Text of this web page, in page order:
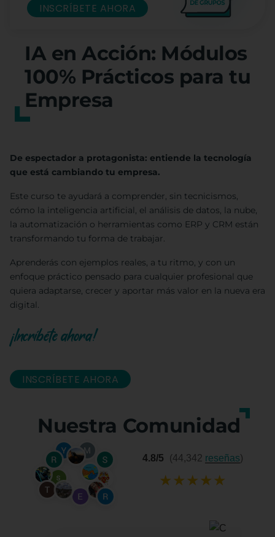
IA en Acción: Módulos
100% Prácticos para tu
Empresa
De espectador a protagonista: entiende la tecnología
que está cambiando tu empresa.
Este curso te ayudará a comprender, sin tecnicismos,
cómo la inteligencia artificial, el análisis de datos, la nube,
la automatización o herramientas como ERP y CRM están
transformando tu forma de trabajar.
Aprenderás con ejemplos reales, a tu ritmo, y con un
enfoque práctico pensado para cualquier profesional que
quiera adaptarse, crecer y aportar más valor en la nueva era
digital.
¡Incríbete ahora!
INSCRÍBETE AHORA
Nuestra Comunidad
4.8/5 (44,342 reseñas)
★★★★★
INSCRÍBETE AHORA